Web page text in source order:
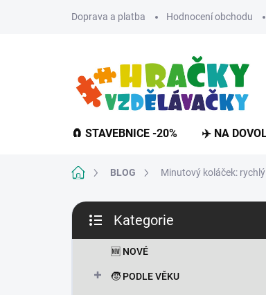
Doprava a platba Hodnocení obchodu
🧲 STAVEBNICE -20% ✈️ NA
Domů BLOG Minutový koláček:
P
s
kategorie
Kategorie
🆕 NOVÉ
🧒 PODLE VĚKU